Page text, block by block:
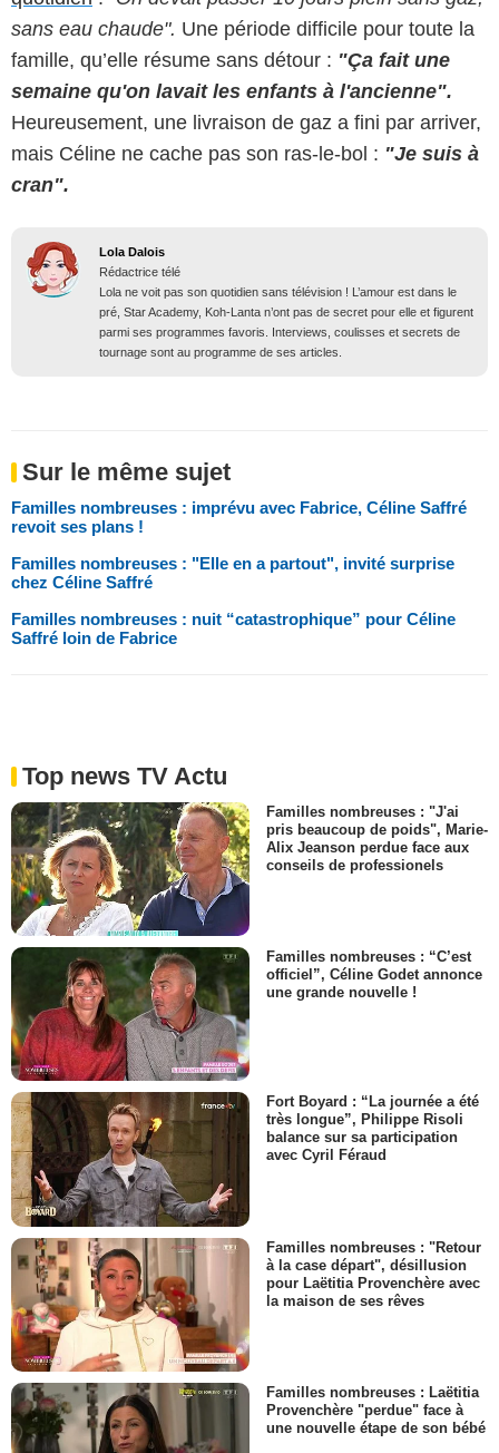
sans eau chaude". Une période difficile pour toute la
famille, qu’elle résume sans détour : "Ça fait une
semaine qu'on lavait les enfants à l'ancienne".
Heureusement, une livraison de gaz a fini par arriver,
mais Céline ne cache pas son ras-le-bol : "Je suis à
cran".
Lola Dalois
Rédactrice télé
Lola ne voit pas son quotidien sans télévision ! L’amour est dans le
pré, Star Academy, Koh-Lanta n’ont pas de secret pour elle et figurent
parmi ses programmes favoris. Interviews, coulisses et secrets de
tournage sont au programme de ses articles.
Sur le même sujet
Familles nombreuses : imprévu avec Fabrice, Céline Saffré
revoit ses plans !
Familles nombreuses : "Elle en a partout", invité surprise
chez Céline Saffré
Familles nombreuses : nuit “catastrophique” pour Céline
Saffré loin de Fabrice
Top news TV Actu
Familles nombreuses : "J'ai
pris beaucoup de poids", Marie-
Alix Jeanson perdue face aux
conseils de professionels
Familles nombreuses : “C’est
officiel”, Céline Godet annonce
une grande nouvelle !
Fort Boyard : “La journée a été
très longue”, Philippe Risoli
balance sur sa participation
avec Cyril Féraud
Familles nombreuses : "Retour
à la case départ", désillusion
pour Laëtitia Provenchère avec
la maison de ses rêves
Familles nombreuses : Laëtitia
Provenchère "perdue" face à
une nouvelle étape de son bébé